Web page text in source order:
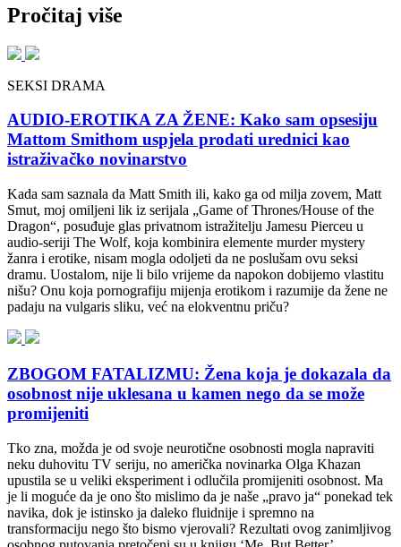
Pročitaj više
SEKSI DRAMA
AUDIO-EROTIKA ZA ŽENE: Kako sam opsesiju
Mattom Smithom uspjela prodati urednici kao
istraživačko novinarstvo
Kada sam saznala da Matt Smith ili, kako ga od milja zovem, Matt
Smut, moj omiljeni lik iz serijala „Game of Thrones/House of the
Dragon“, posuđuje glas privatnom istražitelju Jamesu Pierceu u
audio-seriji The Wolf, koja kombinira elemente murder mystery
žanra i erotike, nisam mogla odoljeti da ne poslušam ovu seksi
dramu. Uostalom, nije li bilo vrijeme da napokon dobijemo vlastitu
nišu? Onu koja pornografiju mijenja erotikom i razumije da žene ne
padaju na vulgaris sliku, već na elokventnu priču?
ZBOGOM FATALIZMU: Žena koja je dokazala da
osobnost nije uklesana u kamen nego da se može
promijeniti
Tko zna, možda je od svoje neurotične osobnosti mogla napraviti
neku duhovitu TV seriju, no američka novinarka Olga Khazan
upustila se u veliki eksperiment i odlučila promijeniti osobnost. Ma
je li moguće da je ono što mislimo da je naše „pravo ja“ ponekad tek
navika, dok je istinsko ja daleko fluidnije i spremno na
transformaciju nego što bismo vjerovali? Rezultati ovog zanimljivog